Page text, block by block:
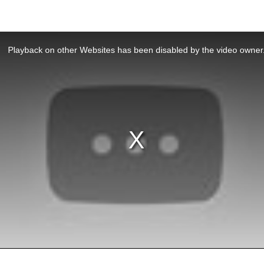
Playback on other Websites has been disabled by the video owner.